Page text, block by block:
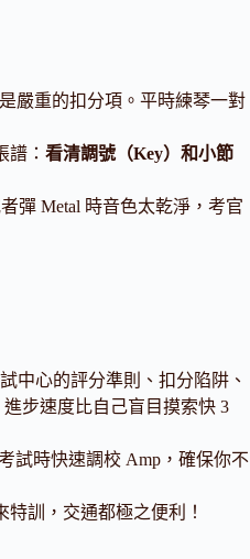
嚴重的扣分項。平時練琴一對
譜： 看清調號（Key）和小節
彈 Metal 時音色太乾淨，考官
中心的評分準則、扣分陷阱、
步速度比自己盲目摸索快 3
試時快速調校 Amp，確保你不
訓，交通都極之便利！